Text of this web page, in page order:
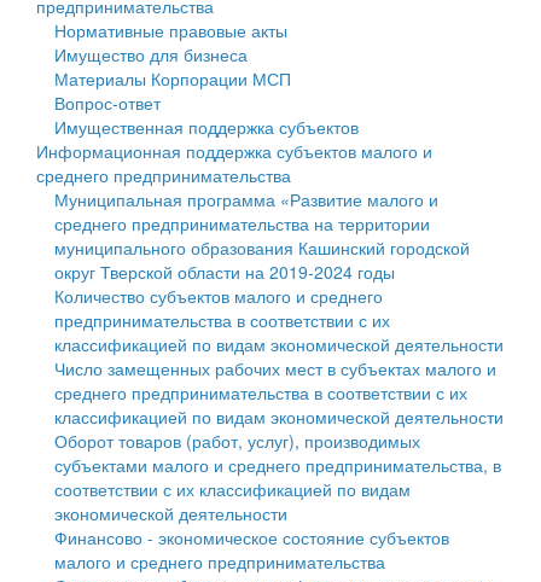
Государственные услуги
Промышленность и АПК
Экономика и бизнес
...
Символика
Устав
Гостям округа
Туризм
Культура
Образование
Здравоохранение
Социальная защита
Фотоальбом
муниципального округа Тверской области
Администрация Кашинского муниципального округа
Тверской области
Управление сельскими территориями
Открытые данные
Работа с обращениями граждан
Муниципальный контроль
Муниципальные услуги
Проекты административных регламентов
Антимонопольный комплаенс
Противодействие коррупции
Финансовое управление
Бюджет для граждан
Имущество
Выявление правообладателей ранее учтенных
объектов недвижимости
Имущественная поддержка субъектов малого и
среднего предпринимательства
Информационная поддержка субъектов малого и
среднего предпринимательства
Муниципальные программы
Контрольно-счетная палата
Персональные данные
предпринимательства
Нормативные правовые акты
Имущество для бизнеса
Материалы Корпорации МСП
Вопрос-ответ
Имущественная поддержка субъектов
Информационная поддержка субъектов малого и
среднего предпринимательства
Муниципальная программа «Развитие малого и
среднего предпринимательства на территории
муниципального образования Кашинский городской
округ Тверской области на 2019-2024 годы
Количество субъектов малого и среднего
предпринимательства в соответствии с их
классификацией по видам экономической деятельности
Число замещенных рабочих мест в субъектах малого и
среднего предпринимательства в соответствии с их
классификацией по видам экономической деятельности
Оборот товаров (работ, услуг), производимых
субъектами малого и среднего предпринимательства, в
соответствии с их классификацией по видам
экономической деятельности
Финансово - экономическое состояние субъектов
малого и среднего предпринимательства